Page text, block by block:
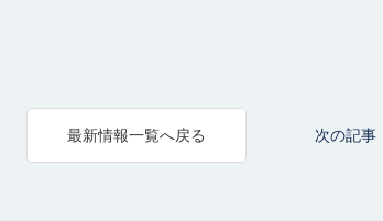
最新情報一覧へ戻る 次の記事